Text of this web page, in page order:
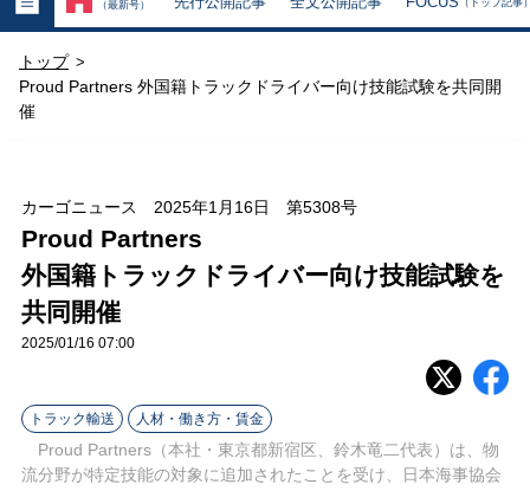
ュ
ー
ン
ラ
イ
（最新号）
トップ >
Proud Partners 外国籍トラックドライバー向け技能試験を共同開
催
カーゴニュース 2025年1月16日 第5308号
Proud Partners
外国籍トラックドライバー向け技能試験を
共同開催
2025/01/16 07:00
トラック輸送 人材・働き方・賃金
Proud Partners（本社・東京都新宿区、鈴木竜二代表）は、物
流分野が特定技能の対象に追加されたことを受け、日本海事協会